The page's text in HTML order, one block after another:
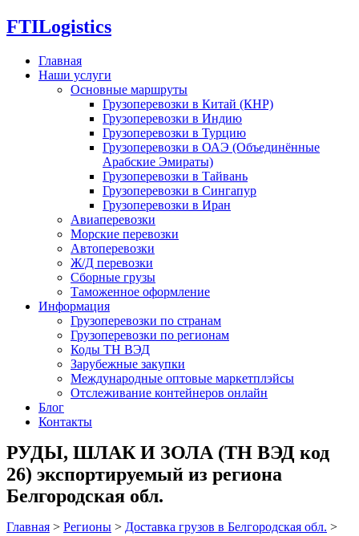
FTILogistics
Главная
Наши услуги
Основные маршруты
Грузоперевозки в Китай (КНР)
Грузоперевозки в Индию
Грузоперевозки в Турцию
Грузоперевозки в ОАЭ (Объединённые
Арабские Эмираты)
Грузоперевозки в Тайвань
Грузоперевозки в Сингапур
Грузоперевозки в Иран
Авиаперевозки
Морские перевозки
Автоперевозки
Ж/Д перевозки
Сборные грузы
Таможенное оформление
Информация
Грузоперевозки по странам
Грузоперевозки по регионам
Коды ТН ВЭД
Зарубежные закупки
Международные оптовые маркетплэйсы
Отслеживание контейнеров онлайн
Блог
Контакты
РУДЫ, ШЛАК И ЗОЛА (ТН ВЭД код
26) экспортируемый из региона
Белгородская обл.
Главная > Регионы > Доставка грузов в Белгородская обл. >